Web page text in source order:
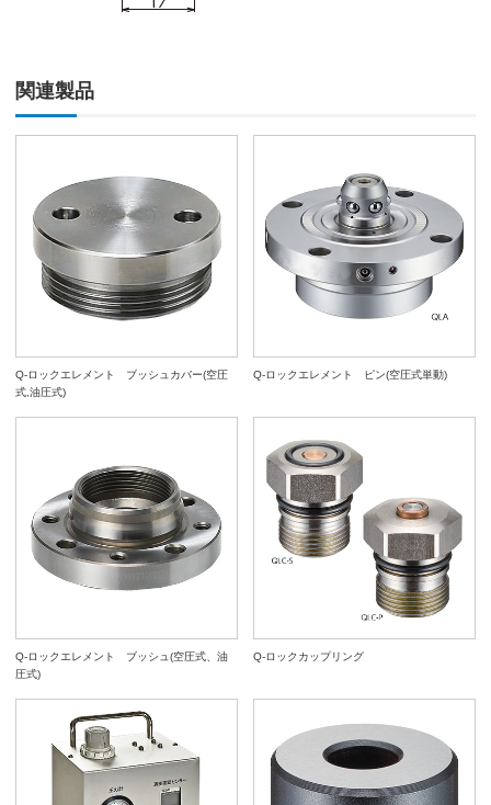
関連製品
Q-ロックエレメント ブッシュカバー(空圧
式,油圧式)
Q-ロックエレメント ピン(空圧式単動)
Q-ロックエレメント ブッシュ(空圧式、油
圧式)
Q-ロックカップリング